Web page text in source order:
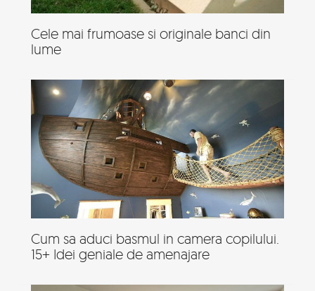
Cele mai frumoase si originale banci din
lume
Cum sa aduci basmul in camera copilului.
15+ Idei geniale de amenajare